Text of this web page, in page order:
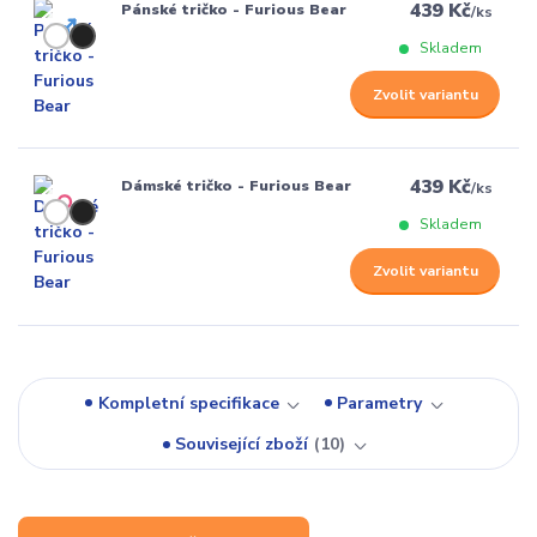
Pánské tričko - Furious Bear 439 Kč/ks
Skladem
Zvolit variantu
Dámské tričko - Furious Bear 439 Kč/ks
Skladem
Zvolit variantu
Kompletní specifikace
Parametry
Související zboží
10